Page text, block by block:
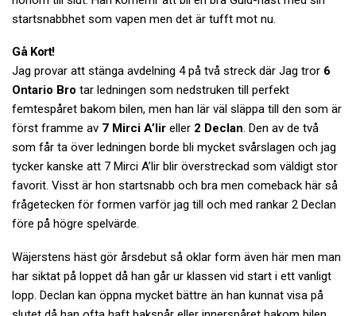
startsnabbhet som vapen men det är tufft mot nu.
Gå Kort!
Jag provar att stänga avdelning 4 på två streck där Jag tror 6
Ontario Bro tar ledningen som nedstruken till perfekt
femtespåret bakom bilen, men han lär väl släppa till den som är
först framme av 7 Mirci A’lir eller 2 Declan. Den av de två
som får ta över ledningen borde bli mycket svårslagen och jag
tycker kanske att 7 Mirci A’lir blir överstreckad som väldigt stor
favorit. Visst är hon startsnabb och bra men comeback här så
frågetecken för formen varför jag till och med rankar 2 Declan
före på högre spelvärde.
Wäjerstens häst gör årsdebut så oklar form även här men man
har siktat på loppet då han går ur klassen vid start i ett vanligt
lopp. Declan kan öppna mycket bättre än han kunnat visa på